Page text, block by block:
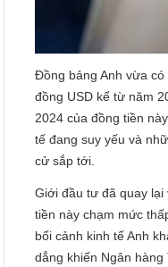
Đồng bảng Anh vừa
đồng USD kể từ năm
2024 của đồng tiền
tế đang suy yếu và
cử sắp tới.
Giới đầu tư đã quay lại
tiền này chạm mức
bối cảnh kinh tế Anh
dẳng khiến Ngân